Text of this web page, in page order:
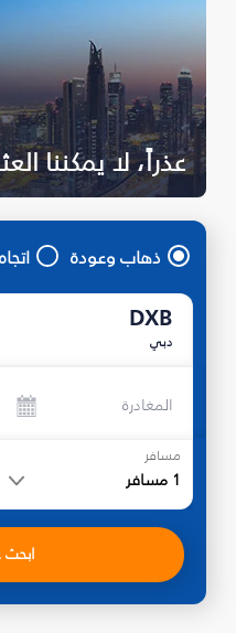
عذراً، لا يمكننا
ذهاب وعودة
DXB
دبي
المغادرة
مسافر
1 مسافر
ابحث